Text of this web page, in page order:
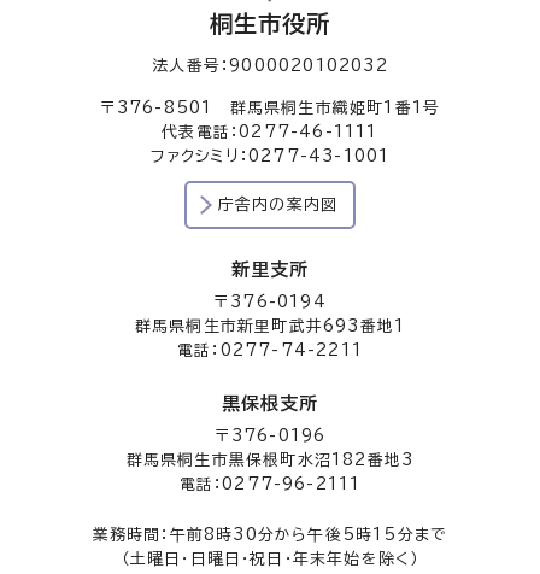
桐生市役所
法人番号：9000020102032
〒376-8501 群馬県桐生市織姫町1番1号
代表電話：0277-46-1111
ファクシミリ：0277-43-1001
庁舎内の案内図
新里支所
〒376-0194
群馬県桐生市新里町武井693番地1
電話：0277-74-2211
黒保根支所
〒376-0196
群馬県桐生市黒保根町水沼182番地3
電話：0277-96-2111
業務時間：午前8時30分から午後5時15分まで
（土曜日・日曜日・祝日・年末年始を除く）